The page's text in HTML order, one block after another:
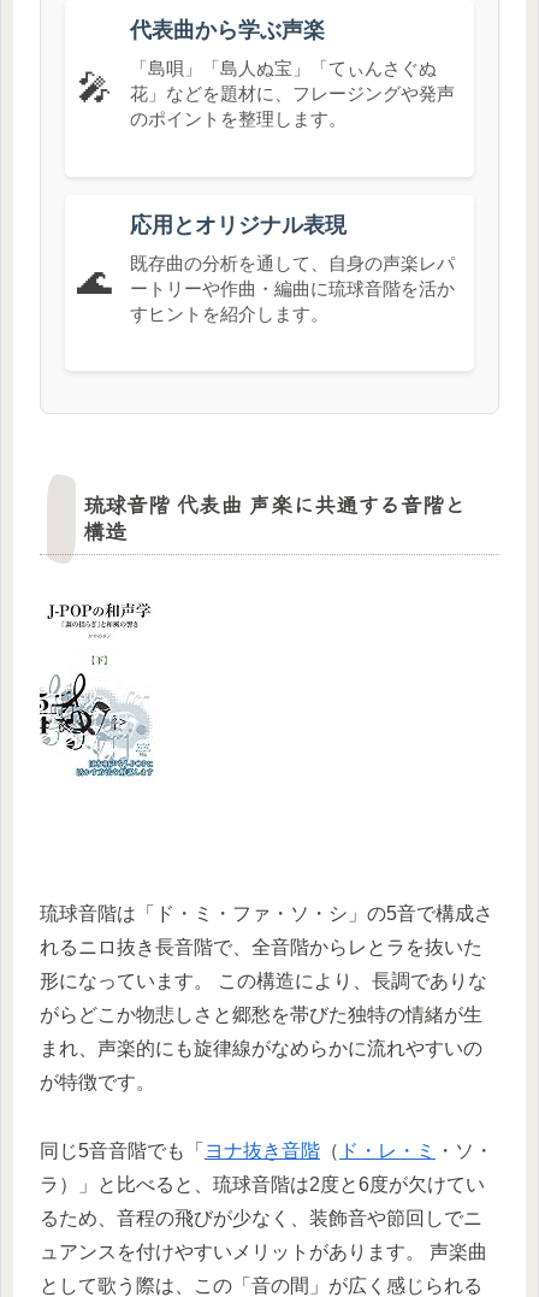
🎤
代表曲から学ぶ声楽
「島唄」「島人ぬ宝」「てぃんさぐぬ
花」などを題材に、フレージングや発声
のポイントを整理します。
🌊
応用とオリジナル表現
既存曲の分析を通して、自身の声楽レパ
ートリーや作曲・編曲に琉球音階を活か
すヒントを紹介します。
琉球音階 代表曲 声楽に共通する音階と
構造
琉球音階は「ド・ミ・ファ・ソ・シ」の5音で構成さ
れるニロ抜き長音階で、全音階からレとラを抜いた
形になっています。 この構造により、長調でありな
がらどこか物悲しさと郷愁を帯びた独特の情緒が生
まれ、声楽的にも旋律線がなめらかに流れやすいの
が特徴です。
同じ5音音階でも「 ヨナ抜き音階 （ ド・レ・ミ
・ソ・
ラ）」と比べると、琉球音階は2度と6度が欠けてい
るため、音程の飛びが少なく、装飾音や節回しでニ
ュアンスを付けやすいメリットがあります。 声楽曲
として歌う際は、この「音の間」が広く感じられる